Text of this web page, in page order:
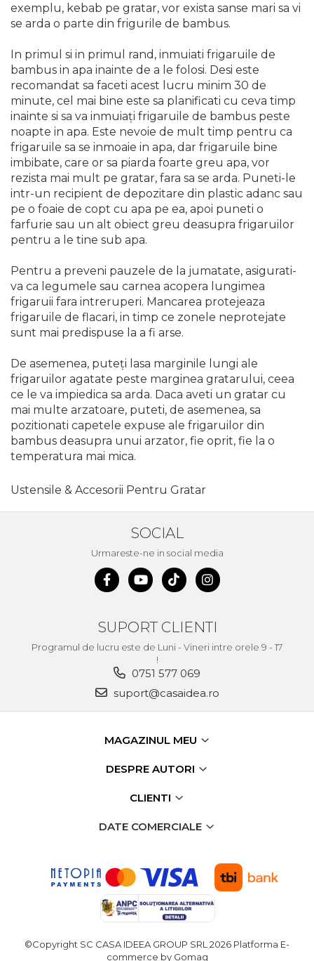
Cheie Filtru Ulei
Pat Mobil Auto
Cric Hidraulic
Set / trusa chei tubulare
Chei Tubulare
Multimetru Digital
Bara Tractare Auto
Canistre benzina
(combustibil)
Presa Hidraulica Tinichigerie
Set Pentru Demontat Piulite
Extractor Rulmenti
Presa Hidraulica Ondulare
Cabluri
Pompa transfer lichide
Pompa Aer
Cric Manual
Ulei Hidraulic
Troliu
Palan
Dinamometric
Tester Compresie Auto
Schimbare Lichid Frana
auto
Scule Tamplarie
Gaurit si Slefuit
Truse Scule
Adaptoare Pentru Biti
exemplu, kebab pe gratar, vor exista sanse mari sa vi
se arda o parte din frigurile de bambus.
In primul si in primul rand, inmuiati frigaruile de
bambus in apa inainte de a le folosi. Desi este
recomandat sa faceti acest lucru minim 30 de
minute, cel mai bine este sa planificati cu ceva timp
inainte si sa va inmuiați frigaruile de bambus peste
noapte in apa. Este nevoie de mult timp pentru ca
frigaruile sa se inmoaie in apa, dar frigaruile bine
imbibate, care or sa piarda foarte greu apa, vor
rezista mai mult pe gratar, fara sa se arda. Puneti-le
intr-un recipient de depozitare din plastic adanc sau
pe o foaie de copt cu apa pe ea, apoi puneti o
farfurie sau un alt obiect greu deasupra frigaruilor
pentru a le tine sub apa.
Pentru a preveni pauzele de la jumatate, asigurati-
va ca legumele sau carnea acopera lungimea
frigaruii fara intreruperi. Mancarea protejeaza
frigaruile de flacari, in timp ce zonele neprotejate
sunt mai predispuse la a fi arse.
De asemenea, puteți lasa marginile lungi ale
frigaruilor agatate peste marginea gratarului, ceea
ce le va impiedica sa arda. Daca aveti un gratar cu
mai multe arzatoare, puteti, de asemenea, sa
pozitionati capetele expuse ale frigaruilor din
bambus deasupra unui arzator, fie oprit, fie la o
temperatura mai mica.
Ustensile & Accesorii Pentru Gratar
SOCIAL
Urmareste-ne in social media
SUPORT CLIENTI
Programul de lucru este de Luni - Vineri intre orele 9 - 17
!
0751 577 069
suport@casaidea.ro
MAGAZINUL MEU
DESPRE AUTORI
CLIENTI
DATE COMERCIALE
©Copyright SC CASA IDEEA GROUP SRL 2026 Platforma E-
commerce by Gomag